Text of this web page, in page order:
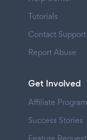
Tutorials
Contact Support
Report Abuse
Get Involved
Affiliate Program
Success Stories